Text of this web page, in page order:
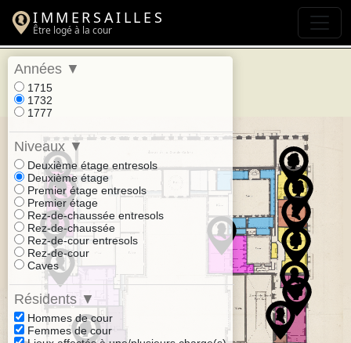
IMMERSAILLES
Être logé à la cour
Années ▼
1715
1732
1777
Niveaux ▼
Deuxième étage entresols
Deuxième étage
Premier étage entresols
Premier étage
Rez-de-chaussée entresols
Rez-de-chaussée
Rez-de-cour entresols
Rez-de-cour
Caves
Résidents ▼
Hommes de cour
Femmes de cour